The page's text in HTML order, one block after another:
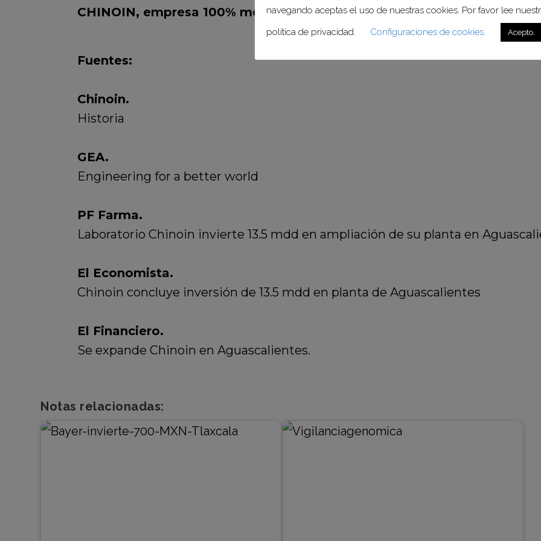
CHINOIN, empresa 100% mexicana.
Fuentes:
Chinoin.
Historia
GEA.
Engineering for a better world
PF Farma.
Laboratorio Chinoin invierte 13.5 mdd en ampliación de su planta en
El Economista.
Chinoin concluye inversión de 13.5 mdd en planta de Aguascalientes
El Financiero.
Se expande Chinoin en Aguascalientes.
Notas relacionadas:
navegando aceptas el uso de nuestras cookies. Por favor lee
política de privacidad.
Configuraciones de cookies. Acepto.